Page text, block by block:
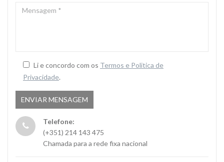
Li e concordo com os Termos e Politica de
Privacidade.
Telefone:
(+351) 214 143 475
Chamada para a rede fixa nacional